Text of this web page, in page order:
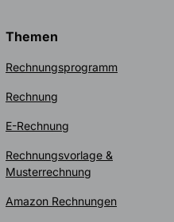
Themen
Rechnungsprogramm
Rechnung
E-Rechnung
Rechnungsvorlage &
Musterrechnung
Amazon Rechnungen